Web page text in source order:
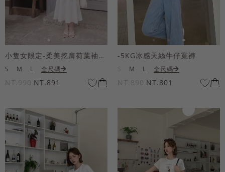
小隻女限定-柔美挖肩荷葉袖魚尾長洋裝
S M L 全尺碼
NT.990 NT.891
-5KG冰感天絲牛仔寬褲
M L 全尺碼
NT.890 NT.801